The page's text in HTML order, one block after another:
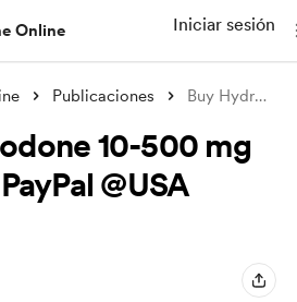
Online Iniciar sesión
Publicaciones Buy Hydrocodone 10-500 mg Online with Pa
10-500 mg
@USA